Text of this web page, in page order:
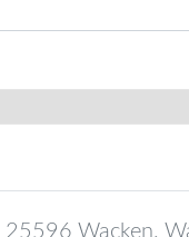
25596 Wacken.